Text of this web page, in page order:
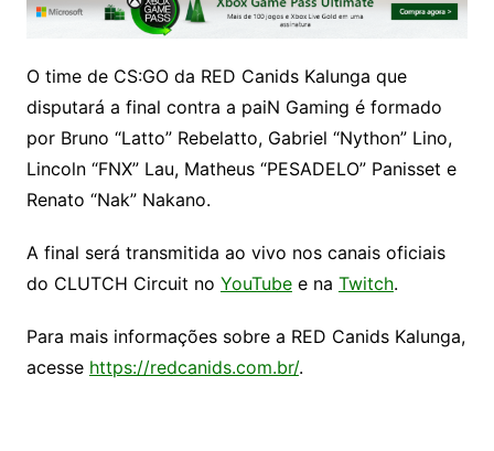
O time de CS:GO da RED Canids Kalunga que
disputará a final contra a paiN Gaming é formado
por Bruno “Latto” Rebelatto, Gabriel “Nython” Lino,
Lincoln “FNX” Lau, Matheus “PESADELO” Panisset e
Renato “Nak” Nakano.
A final será transmitida ao vivo nos canais oficiais
do CLUTCH Circuit no YouTubee na Twitch.
Para mais informações sobre a RED Canids Kalunga,
acesse https://redcanids.com.br/.